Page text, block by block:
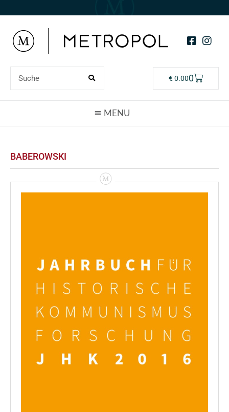
€0.000
BABEROWSKI